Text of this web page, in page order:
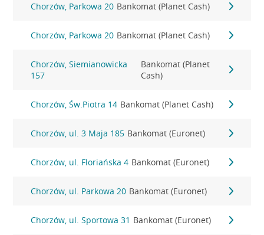
Chorzów, Parkowa 20 Bankomat (Planet Cash)
Chorzów, Parkowa 20 Bankomat (Planet Cash)
Chorzów, Siemianowicka
157
Bankomat (Planet
Cash)
Chorzów, Św.Piotra 14 Bankomat (Planet Cash)
Chorzów, ul. 3 Maja 185 Bankomat (Euronet)
Chorzów, ul. Floriańska 4 Bankomat (Euronet)
Chorzów, ul. Parkowa 20 Bankomat (Euronet)
Chorzów, ul. Sportowa 31 Bankomat (Euronet)